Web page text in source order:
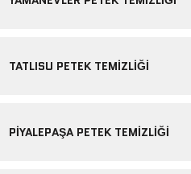
TATLISU PETEK TEMIZLIĞI
PIYALEPAŞA PETEK TEMIZLIĞI